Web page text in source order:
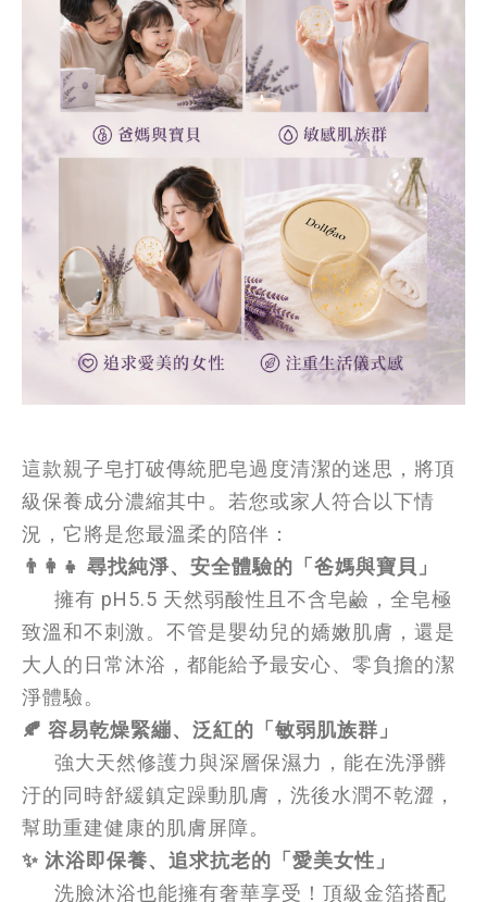
這款親子皂打破傳統肥皂過度清潔的迷思，將頂
級保養成分濃縮其中。若您或家人符合以下情
況，它將是您最溫柔的陪伴：
👨‍👩‍👧 尋找純淨、安全體驗的「爸媽與寶貝」
致溫和不刺激。不管是嬰幼兒的嬌嫩肌膚，還是
大人的日常沐浴，都能給予最安心、零負擔的潔
淨體驗。
🍂 容易乾燥緊繃、泛紅的「敏弱肌族群」
  強大天然修護力與深層保濕力，能在洗淨髒
汙的同時舒緩鎮定躁動肌膚，洗後水潤不乾澀，
幫助重建健康的肌膚屏障。
✨ 沐浴即保養、追求抗老的「愛美女性」